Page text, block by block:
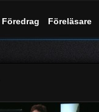
Föredrag Föreläsare